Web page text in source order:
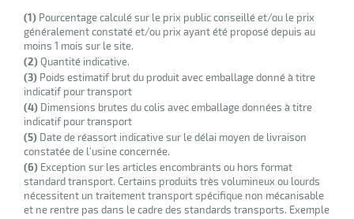
(1) Pourcentage calculé sur le prix public conseillé et/ou le prix
généralement constaté et/ou prix ayant été proposé depuis au
moins 1 mois sur le site.
(2)Quantité indicative.
(3) Poids estimatif brut du produit avec emballage donné à titre
indicatif pour transport
(4) Dimensions brutes du colis avec emballage données à titre
indicatif pour transport
(5) Date de réassort indicative sur le délai moyen de livraison
constatée de l’usine concernée.
(6) Exception sur les articles encombrants ou hors format
standard transport. Certains produits très volumineux ou lourds
nécessitent un traitement transport spécifique non mécanisable
et ne rentre pas dans le cadre des standards transports. Exemple